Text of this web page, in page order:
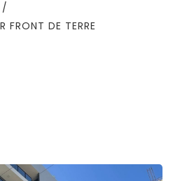
/
FRONT DE TERRE